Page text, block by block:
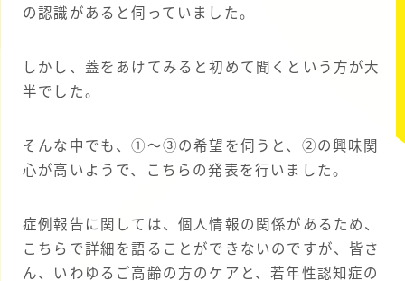
の認識があると伺っていました。
しかし、蓋をあけてみると初めて聞くという方が大
半でした。
そんな中でも、➀～➂の希望を伺うと、➁の興味関
心が高いようで、こちらの発表を行いました。
症例報告に関しては、個人情報の関係があるため、
こちらで詳細を語ることができないのですが、皆さ
ん、いわゆるご高齢の方のケアと、若年性認知症の